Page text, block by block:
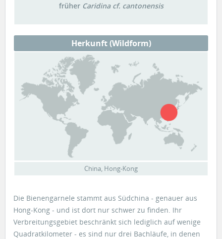
früher Caridina cf. cantonensis
Herkunft (Wildform)
China, Hong-Kong
Die Bienengarnele stammt aus Südchina - genauer aus
Hong-Kong - und ist dort nur schwer zu finden. Ihr
Verbreitungsgebiet beschränkt sich lediglich auf wenige
Quadratkilometer - es sind nur drei Bachläufe, in denen